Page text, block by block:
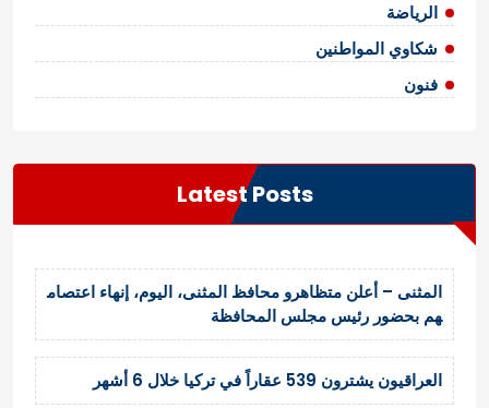
الرياضة
شكاوي المواطنين
فنون
Latest Posts
المثنى – أعلن متظاهرو محافظ المثنى، اليوم، إنهاء اعتصام
هم بحضور رئيس مجلس المحافظة
العراقيون يشترون 539 عقاراً في تركيا خلال 6 أشهر